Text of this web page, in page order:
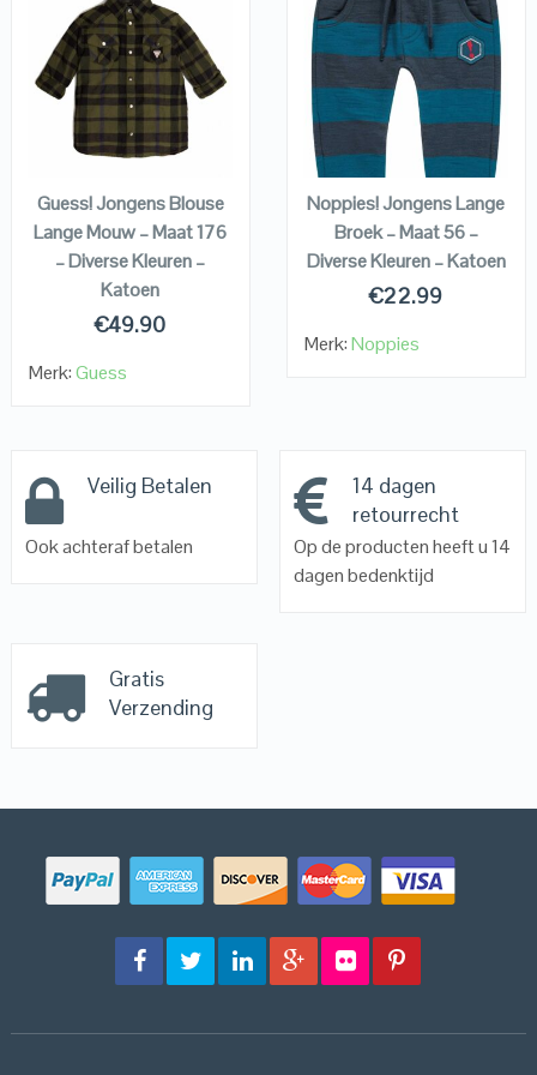
QUICK LOOK
VIEW DETAILS
KOPEN
Guess! Jongens Blouse
Lange Mouw – Maat 176
– Diverse Kleuren –
Katoen
€49.90
Merk:Guess
QUICK LOOK
VIEW DETAILS
KOPEN
Noppies! Jongens Lange
Broek – Maat 56 –
Diverse Kleuren – Katoen
€22.99
Merk:Noppies
Veilig Betalen
Ook achteraf betalen
14 dagen
retourrecht
Op de producten heeft u 14
dagen bedenktijd
Gratis
Verzending